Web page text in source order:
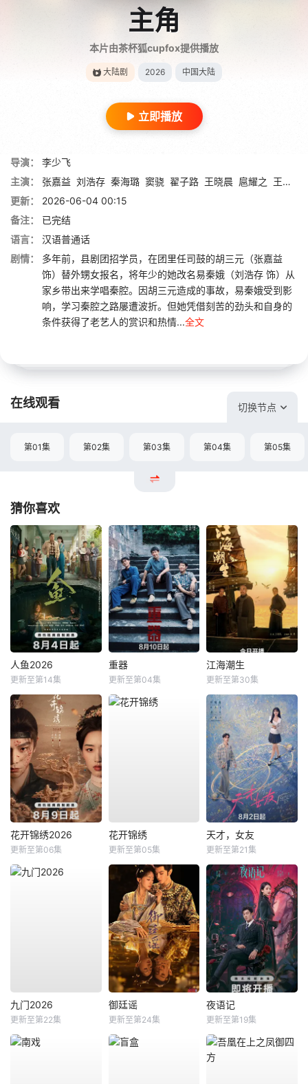
主角
本片由茶杯狐cupfox提供播放
大陆剧 2026 中国大陆
立即播放
导演：
李少飞
主演：
张嘉益 刘浩存 秦海璐 窦骁 翟子路 王晓晨 扈耀之 王海燕
更新：
2026-06-04 00:15
备注：
已完结
语言：
汉语普通话
剧情：
多年前，县剧团招学员，在团里任司鼓的胡三元（张嘉益
饰）替外甥女报名，将年少的她改名易秦娥（刘浩存 饰）从
家乡带出来学唱秦腔。因胡三元造成的事故，易秦娥受到影
响，学习秦腔之路屡遭波折。但她凭借刻苦的劲头和自身的
条件获得了老艺人的赏识和热情...全文
在线观看 切换节点
第01集 第02集 第03集 第04集 第05集
猜你喜欢
人鱼2026
更新至第14集
重器
更新至第04集
江海潮生
更新至第30集
花开锦绣2026
更新至第06集
花开锦绣
更新至第05集
天才，女友
更新至第21集
九门2026
更新至第22集
御廷谣
更新至第24集
夜语记
更新至第19集